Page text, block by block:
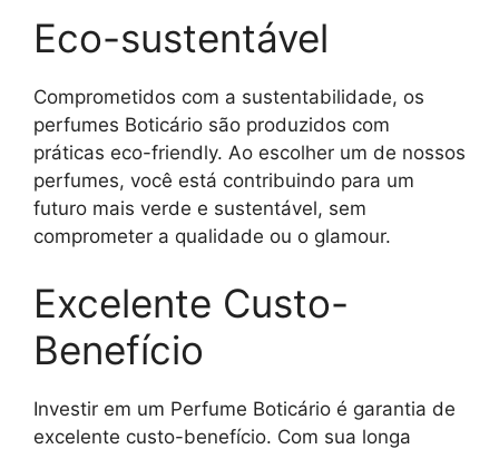
Eco-sustentável
Comprometidos com a sustentabilidade, os
perfumes Boticário são produzidos com
práticas eco-friendly. Ao escolher um de nossos
perfumes, você está contribuindo para um
futuro mais verde e sustentável, sem
comprometer a qualidade ou o glamour.
Excelente Custo-
Benefício
Investir em um Perfume Boticário é garantia de
excelente custo-benefício. Com sua longa